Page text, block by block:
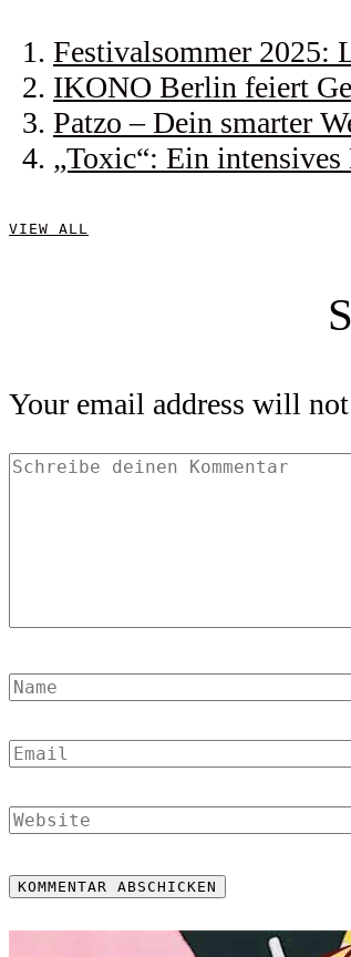
Festivalsommer 2025:
IKONO Berlin feiert
Patzo – Dein smarter
„Toxic“: Ein intensives
VIEW ALL
Your email address will